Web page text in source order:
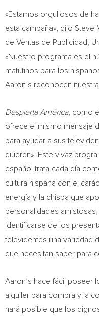
«Estamos orgullosos de
esta campaña», dijo Steve
de Ventas de Publicidad,
«Nuestro programa es el
matutinos para los
Aaron’s reconocen
Despierta América, como
ofrece el mismo mensaje
para ayudar a sus
quieren». Este vivaz
español trata cada día
cultura hispana con el
energía y la chispa que
personalidades
identificarse de los
televidentes una variedad
que necesitan saber para
Aaron’s hace fácil poseer
alquiler para compra y la
hará posible que los